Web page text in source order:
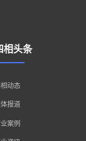
相头条
相动态
报道
案例